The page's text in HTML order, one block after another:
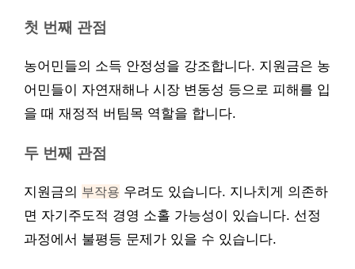
첫 번째 관점
농어민들의 소득 안정성을 강조합니다. 지원금은 농
어민들이 자연재해나 시장 변동성 등으로 피해를 입
을 때 재정적 버팀목 역할을 합니다.
두 번째 관점
지원금의 부작용 우려도 있습니다. 지나치게 의존하
면 자기주도적 경영 소홀 가능성이 있습니다. 선정
과정에서 불평등 문제가 있을 수 있습니다.